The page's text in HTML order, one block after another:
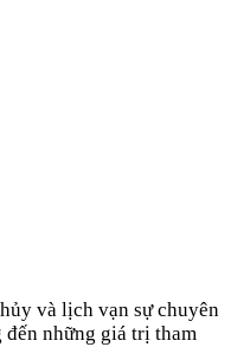
và lịch vạn sự chuyên
đến những giá trị tham